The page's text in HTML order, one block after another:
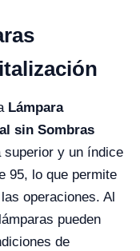
Lámpara
sin Sombras
superior y un índice
95, lo que permite
operaciones. Al
pueden
de